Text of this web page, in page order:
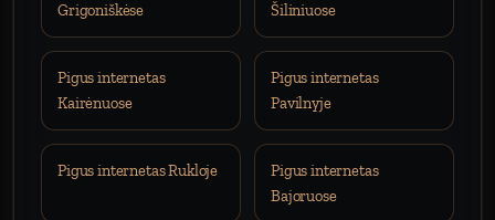
Grigoniškėse Šiliniuose
Pigus internetas
Kairėnuose
Pigus internetas
Pavilnyje
Pigus internetas Rukloje
Pigus internetas
Bajoruose